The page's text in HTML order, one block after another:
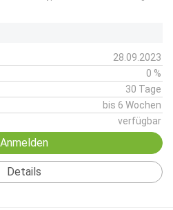
28.09.2023
0 %
30 Tage
bis 6 Wochen
verfügbar
Anmelden
Details